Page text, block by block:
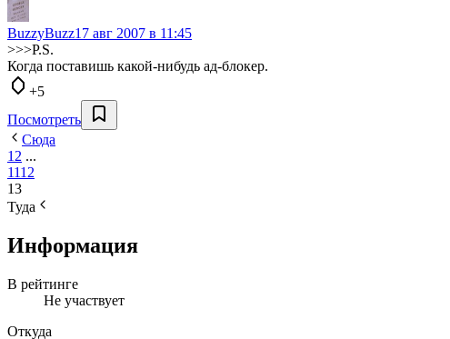
BuzzyBuzz17 авг 2007 в 11:45
>>>P.S.
Когда поставишь какой-нибудь ад-блокер.
+5
Посмотреть
Сюда
1 2 ...
1112
13
Туда
Информация
В рейтинге
Не участвует
Откуда